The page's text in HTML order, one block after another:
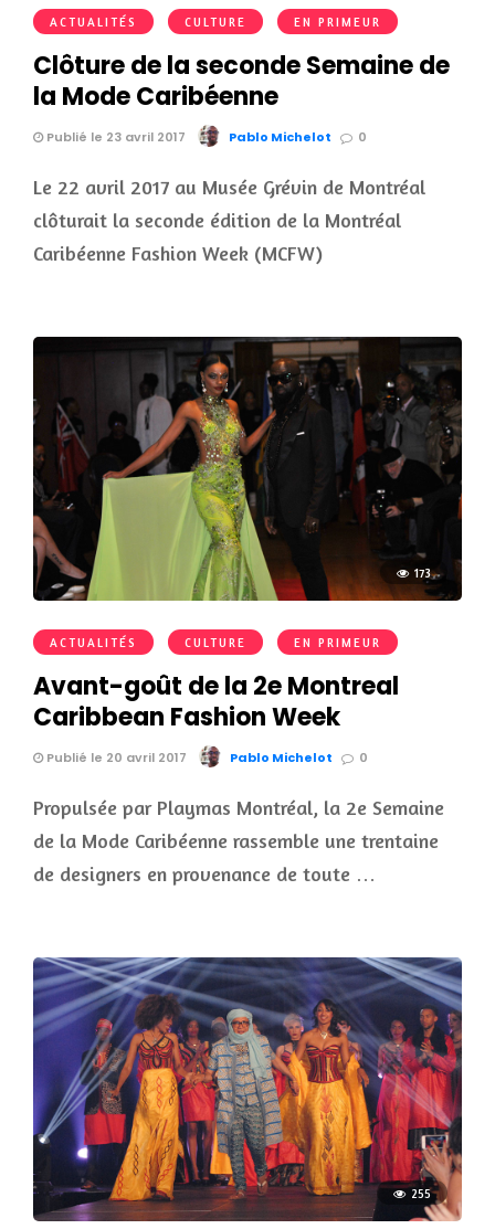
ACTUALITÉS CULTURE EN PRIMEUR
Clôture de la seconde Semaine de
la Mode Caribéenne
Publié le 23 avril 2017 Pablo Michelot 0
Le 22 avril 2017 au Musée Grévin de Montréal
clôturait la seconde édition de la Montréal
Caribéenne Fashion Week (MCFW)
173
ACTUALITÉS CULTURE EN PRIMEUR
Avant-goût de la 2e Montreal
Caribbean Fashion Week
Publié le 20 avril 2017 Pablo Michelot 0
Propulsée par Playmas Montréal, la 2e Semaine
de la Mode Caribéenne rassemble une trentaine
de designers en provenance de toute …
255